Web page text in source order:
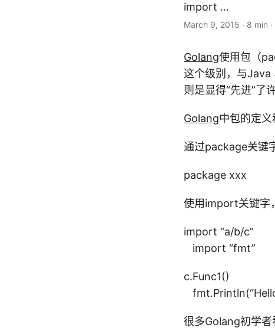
import ...
March 9, 2015 · 8 min ·
Golang使用包（
这个级别，与Java
则是显得“先进”了许
Golang中包的定义
通过package关键
package xxx
使用import关键字
import “a/b/c”
import “fmt”
c.Func1()
很多Golang初学